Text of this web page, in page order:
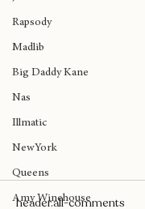
Jazz
Rapsody
Madlib
Big Daddy Kane
Nas
Illmatic
NewYork
Queens